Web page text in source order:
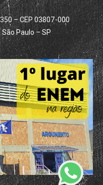
– CEP 03807-000
Paulo – SP